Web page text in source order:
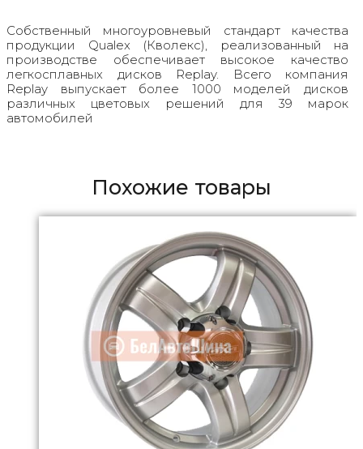
Собственный многоуровневый стандарт качества
продукции Qualex (Кволекс), реализованный на
производстве обеспечивает высокое качество
легкосплавных дисков Replay. Всего компания
Replay выпускает более 1000 моделей дисков
различных цветовых решений для 39 марок
автомобилей
Похожие товары